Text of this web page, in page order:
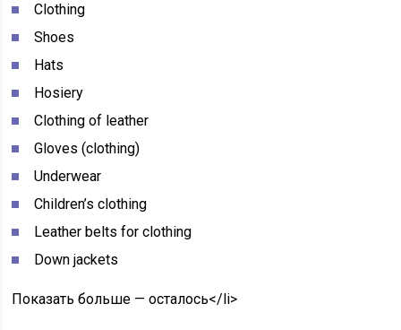
Clothing
Shoes
Hats
Hosiery
Clothing of leather
Gloves (clothing)
Underwear
Children’s clothing
Leather belts for clothing
Down jackets
Показать больше — осталось</li>